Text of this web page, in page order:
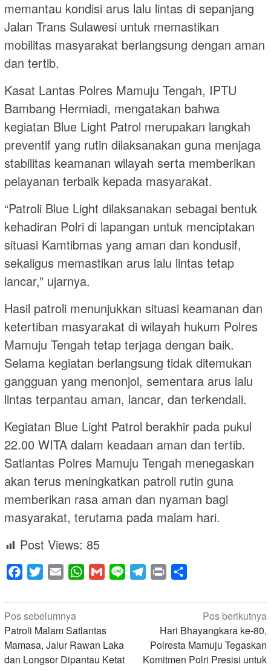
memantau kondisi arus lalu lintas di sepanjang
Jalan Trans Sulawesi untuk memastikan
mobilitas masyarakat berlangsung dengan aman
dan tertib.
Kasat Lantas Polres Mamuju Tengah, IPTU
Bambang Hermiadi, mengatakan bahwa
kegiatan Blue Light Patrol merupakan langkah
preventif yang rutin dilaksanakan guna menjaga
stabilitas keamanan wilayah serta memberikan
pelayanan terbaik kepada masyarakat.
“Patroli Blue Light dilaksanakan sebagai bentuk
kehadiran Polri di lapangan untuk menciptakan
situasi Kamtibmas yang aman dan kondusif,
sekaligus memastikan arus lalu lintas tetap
lancar,” ujarnya.
Hasil patroli menunjukkan situasi keamanan dan
ketertiban masyarakat di wilayah hukum Polres
Mamuju Tengah tetap terjaga dengan baik.
Selama kegiatan berlangsung tidak ditemukan
gangguan yang menonjol, sementara arus lalu
lintas terpantau aman, lancar, dan terkendali.
Kegiatan Blue Light Patrol berakhir pada pukul
22.00 WITA dalam keadaan aman dan tertib.
Satlantas Polres Mamuju Tengah menegaskan
akan terus meningkatkan patroli rutin guna
memberikan rasa aman dan nyaman bagi
masyarakat, terutama pada malam hari.
Post Views: 85
Facebook
Twitter Email WhatsApp
Gmail Line Telegram
Print
Navigasi
pos
Pos sebelumnya
Patroli Malam Satlantas
Mamasa, Jalur Rawan Laka
dan Longsor Dipantau Ketat
Pos berikutnya
Hari Bhayangkara ke-80,
Polresta Mamuju Tegaskan
Komitmen Polri Presisi untuk